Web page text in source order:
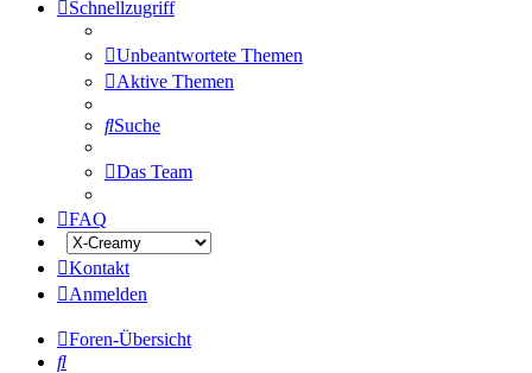
Schnellzugriff
Unbeantwortete Themen
Aktive Themen
Suche
Das Team
FAQ
Kontakt
Anmelden
Foren-Übersicht
Suche